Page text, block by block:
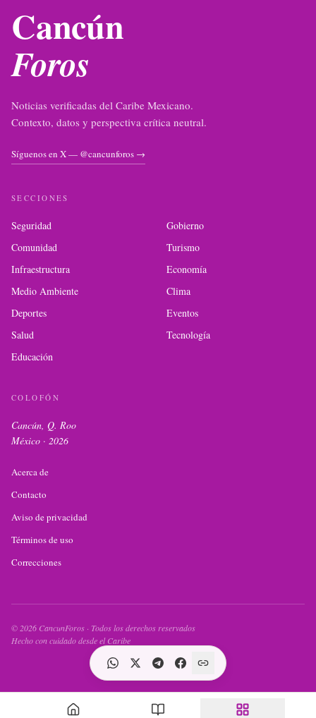
Cancún
Foros
Noticias verificadas del Caribe Mexicano.
Contexto, datos y perspectiva crítica neutral.
Síguenos en X — @cancunforos →
SECCIONES
Seguridad
Gobierno
Comunidad
Turismo
Infraestructura
Economía
Medio Ambiente
Clima
Deportes
Eventos
Salud
Tecnología
Educación
COLOFÓN
Cancún, Q. Roo
México · 2026
Acerca de
Contacto
Aviso de privacidad
Términos de uso
Correcciones
© 2026 CancunForos · Todos los derechos reservados
Hecho con cuidado desde el Caribe